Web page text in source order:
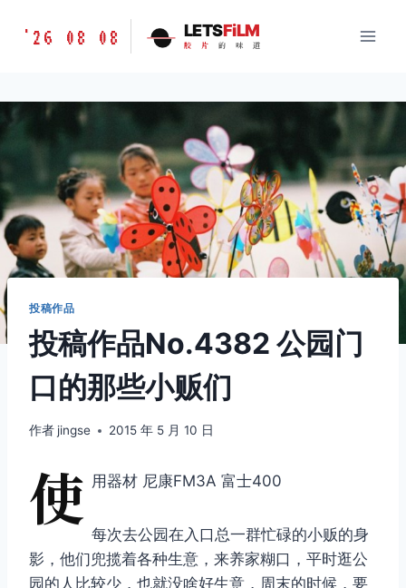
胶
味
LETSFILM
'26 08 08 LETSFiLM
胶 片 的 味 道
投稿作品
投稿作品No.4382 公园门
口的那些小贩们
作者 jingse 2015 年 5 月 10 日
使 用器材 尼康FM3A 富士400
每次去公园在入口总一群忙碌的小贩的身
影，他们兜揽着各种生意，来养家糊口，平时逛公
园的人比较少，也就没啥好生意，周末的时候，要